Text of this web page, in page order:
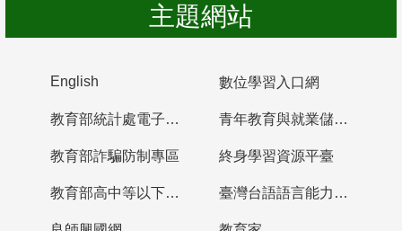
主題網站
English 數位學習入口網
教育部統計處電子書櫃 青年教育與就業儲蓄帳戶
教育部詐騙防制專區 終身學習資源平臺
教育部高中等以下學校及幼兒園教師資格檢定考試 臺灣台語語言能力認證網站